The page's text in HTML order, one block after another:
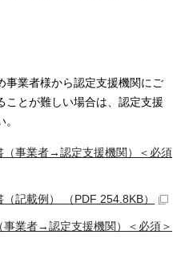
事業者様から認定支援機関にご
ことが難しい場合は、認定支援
（事業者→認定支援機関）＜必須
記載例） （PDF 254.8KB）
事業者→認定支援機関）＜必須＞